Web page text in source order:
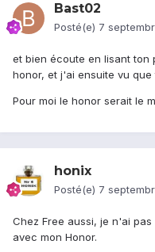
Bast02
Posté(e) 7
et bien écoute en lisant ton
honor, et j'ai ensuite vu
Pour moi le honor serait le
honix
Posté(e) 7
Chez Free aussi, je n'ai
avec mon Honor.